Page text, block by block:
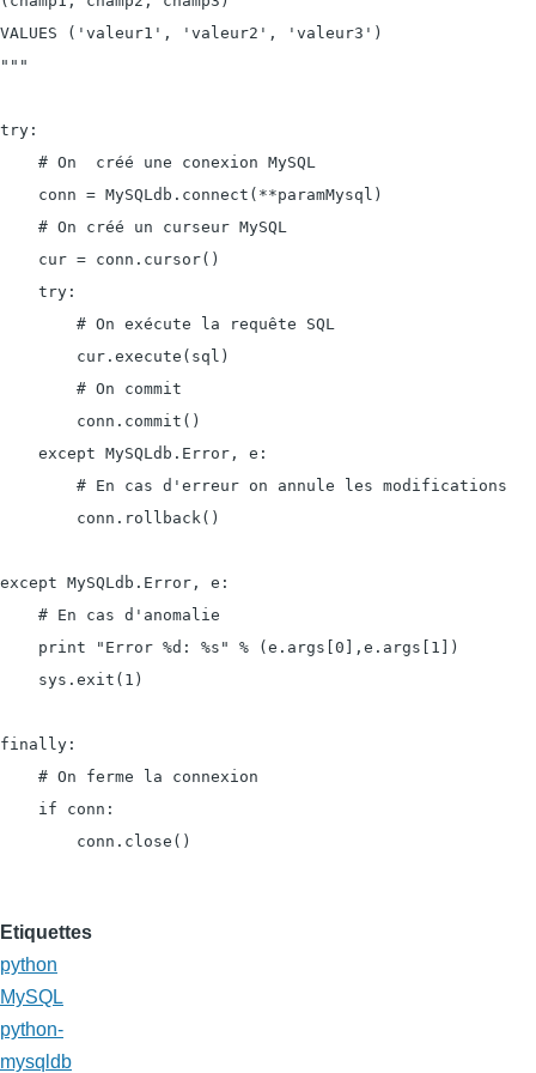
VALUES ('valeur1', 'valeur2', 'valeur3')
"""
try:
    # On  créé une conexion MySQL
conn = MySQLdb.connect(**paramMysql)
    # On créé un curseur MySQL
cur = conn.cursor()
try:
        # On exécute la requête SQL
cur.execute(sql)
        # On commit
conn.commit()
except MySQLdb.Error, e:
        # En cas d'erreur on annule les modifications
conn.rollback()
except MySQLdb.Error, e:
    # En cas d'anomalie
print "Error %d: %s" % (e.args[0],e.args[1])
sys.exit(1)
finally:
    # On ferme la connexion
if conn:
conn.close()
Etiquettes
python
MySQL
python-
mysqldb